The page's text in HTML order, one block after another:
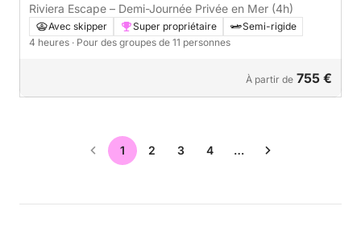
France
Riviera Escape – Demi-Journée Privée en Mer (4h)
Avec skipper Super propriétaire
Semi-rigide
4 heures · Pour des groupes de 11 personnes
À partir de 755 €
1 2 3 4 …